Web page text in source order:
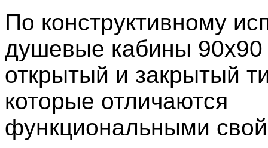
По конструктивному
душевые кабины 90x90
открытый и закрытый
которые отличаются
функциональными